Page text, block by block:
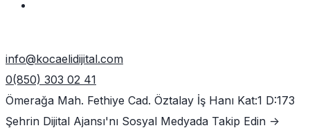
info@kocaelidijital.com
0(850) 303 02 41
Ömerağa Mah. Fethiye Cad. Öztalay İş Hanı Kat:1 D:173
Şehrin Dijital Ajansı'nı Sosyal Medyada Takip Edin ->